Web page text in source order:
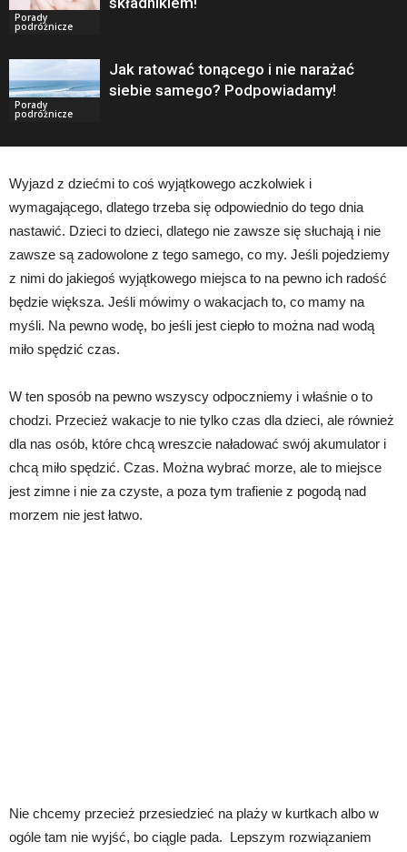
Porady
podróżnicze
Porady
podróżnicze
Jak ratować tonącego i nie narażać
siebie samego? Podpowiadamy!
Wyjazd z dziećmi to coś wyjątkowego aczkolwiek i
wymagającego, dlatego trzeba się odpowiednio do tego dnia
nastawić. Dzieci to dzieci, dlatego nie zawsze się słuchają i nie
zawsze są zadowolone z tego samego, co my. Jeśli pojedziemy
z nimi do jakiegoś wyjątkowego miejsca to na pewno ich radość
będzie większa. Jeśli mówimy o wakacjach to, co mamy na
myśli. Na pewno wodę, bo jeśli jest ciepło to można nad wodą
miło spędzić czas.
W ten sposób na pewno wszyscy odpoczniemy i właśnie o to
chodzi. Przecież wakacje to nie tylko czas dla dzieci, ale również
dla nas osób, które chcą wreszcie naładować swój akumulator i
chcą miło spędzić. Czas. Można wybrać morze, ale to miejsce
jest zimne i nie za czyste, a poza tym trafienie z pogodą nad
morzem nie jest łatwo.
Nie chcemy przecież przesiedzieć na plaży w kurtkach albo w
ogóle tam nie wyjść, bo ciągle pada. Lepszym rozwiązaniem